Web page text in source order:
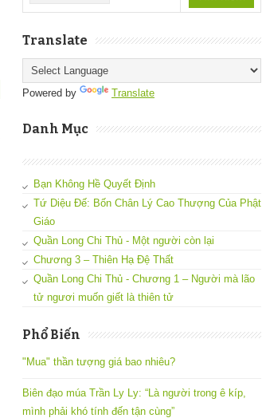
Translate
Powered by Translate
Danh Mục
Bạn Không Hề Quyết Định
Tứ Diệu Đế: Bốn Chân Lý Cao Thượng Của Phật
Giáo
Quần Long Chi Thủ - Một người còn lại
Chương 3 – Thiên Hạ Đệ Thất
Quần Long Chi Thủ - Chương 1 – Người mà lão
tử ngươi muốn giết là thiên tử
Phổ Biến
"Mua" thần tượng giá bao nhiêu?
Biên đạo múa Trần Ly Ly: “Là người trong ê kíp,
mình phải khó tính đến tận cùng”